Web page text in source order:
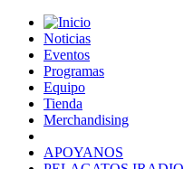
Noticias
Eventos
Programas
Equipo
Tienda
Merchandising
APOYANOS